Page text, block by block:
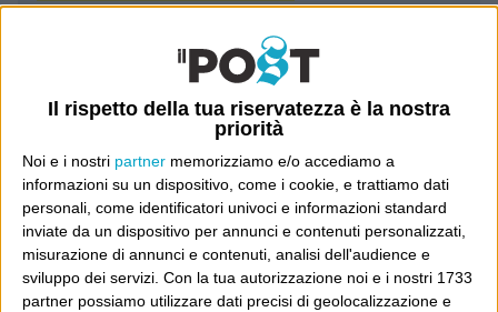
Il rispetto della tua riservatezza è la nostra
priorità
Noi e i nostri partner memorizziamo e/o accediamo a
informazioni su un dispositivo, come i cookie, e trattiamo dati
personali, come identificatori univoci e informazioni standard
inviate da un dispositivo per annunci e contenuti personalizzati,
misurazione di annunci e contenuti, analisi dell'audience e
sviluppo dei servizi. Con la tua autorizzazione noi e i nostri 1733
partner possiamo utilizzare dati precisi di geolocalizzazione e
Wittgenstein
POST PRECEDENTE
Le cose cambiano
POST SUCCESSIVO
“Abbiamo sbagliato”